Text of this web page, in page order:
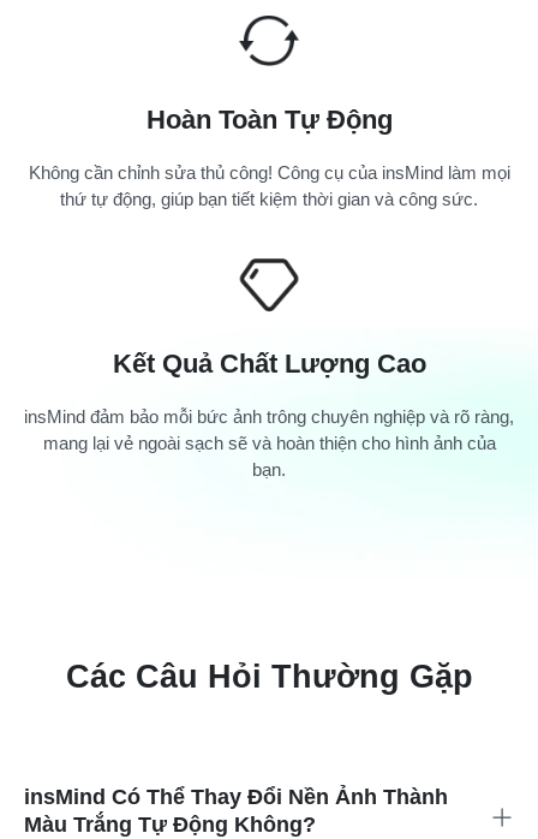
Hoàn Toàn Tự Động
Không cần chỉnh sửa thủ công! Công cụ của insMind làm mọi
thứ tự động, giúp bạn tiết kiệm thời gian và công sức.
Kết Quả Chất Lượng Cao
insMind đảm bảo mỗi bức ảnh trông chuyên nghiệp và rõ ràng,
mang lại vẻ ngoài sạch sẽ và hoàn thiện cho hình ảnh của
bạn.
Các Câu Hỏi Thường Gặp
insMind Có Thể Thay Đổi Nền Ảnh Thành
Màu Trắng Tự Động Không?